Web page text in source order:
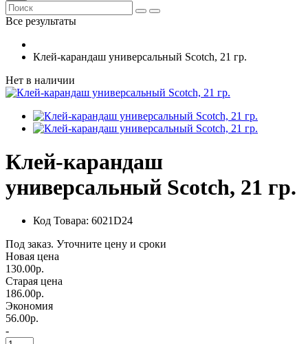
Все результаты
Клей-карандаш универсальный Scotch, 21 гр.
Нет в наличии
Клей-карандаш
универсальный Scotch, 21 гр.
Код Товара: 6021D24
Под заказ. Уточните цену и сроки
Новая цена
130.00р.
Старая цена
186.00р.
Экономия
56.00р.
-